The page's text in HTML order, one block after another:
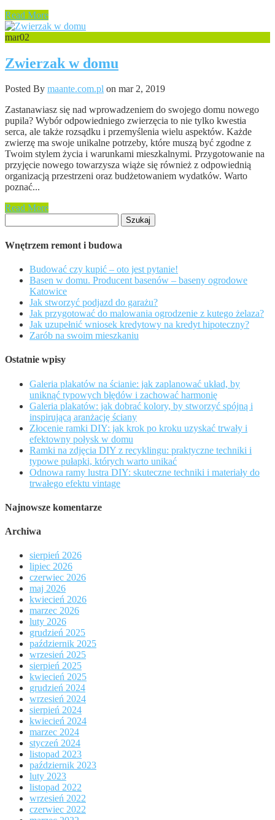
Read More
mar02
Zwierzak w domu
Posted By maante.com.pl on mar 2, 2019
Zastanawiasz się nad wprowadzeniem do swojego domu nowego
pupila? Wybór odpowiedniego zwierzęcia to nie tylko kwestia
serca, ale także rozsądku i przemyślenia wielu aspektów. Każde
zwierzę ma swoje unikalne potrzeby, które muszą być zgodne z
Twoim stylem życia i warunkami mieszkalnymi. Przygotowanie na
przyjęcie nowego towarzysza wiąże się również z odpowiednią
organizacją przestrzeni oraz budżetowaniem wydatków. Warto
poznać...
Read More
Wnętrzem remont i budowa
Budować czy kupić – oto jest pytanie!
Basen w domu. Producent basenów – baseny ogrodowe
Katowice
Jak stworzyć podjazd do garażu?
Jak przygotować do malowania ogrodzenie z kutego żelaza?
Jak uzupełnić wniosek kredytowy na kredyt hipoteczny?
Zarób na swoim mieszkaniu
Ostatnie wpisy
Galeria plakatów na ścianie: jak zaplanować układ, by
uniknąć typowych błędów i zachować harmonię
Galeria plakatów: jak dobrać kolory, by stworzyć spójną i
inspirującą aranżację ściany
Złocenie ramki DIY: jak krok po kroku uzyskać trwały i
efektowny połysk w domu
Ramki na zdjęcia DIY z recyklingu: praktyczne techniki i
typowe pułapki, których warto unikać
Odnowa ramy lustra DIY: skuteczne techniki i materiały do
trwałego efektu vintage
Najnowsze komentarze
Archiwa
sierpień 2026
lipiec 2026
czerwiec 2026
maj 2026
kwiecień 2026
marzec 2026
luty 2026
grudzień 2025
październik 2025
wrzesień 2025
sierpień 2025
kwiecień 2025
grudzień 2024
wrzesień 2024
sierpień 2024
kwiecień 2024
marzec 2024
styczeń 2024
listopad 2023
październik 2023
luty 2023
listopad 2022
wrzesień 2022
czerwiec 2022